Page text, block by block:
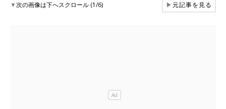
▼次の画像は下へスクロール (1/6) ▶元記事を見る